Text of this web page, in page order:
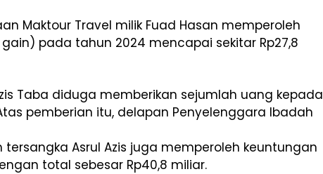
Maktour Travel milik Fuad Hasan memperoleh
pada tahun 2024 mencapai sekitar Rp27,8
Taba diduga memberikan sejumlah uang kepada
pemberian itu, delapan Penyelenggara Ibadah
Asrul Azis juga memperoleh keuntungan
total sebesar Rp40,8 miliar.